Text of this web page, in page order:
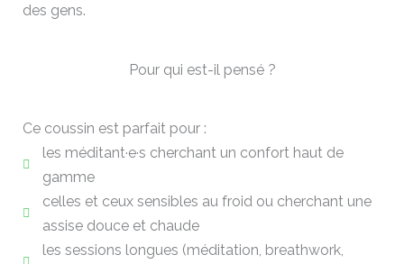
des gens.
Pour qui est-il pensé ?
Ce coussin est parfait pour :
les méditant·e·s cherchant un confort haut de
gamme
celles et ceux sensibles au froid ou cherchant une
assise douce et chaude
les sessions longues (méditation, breathwork,